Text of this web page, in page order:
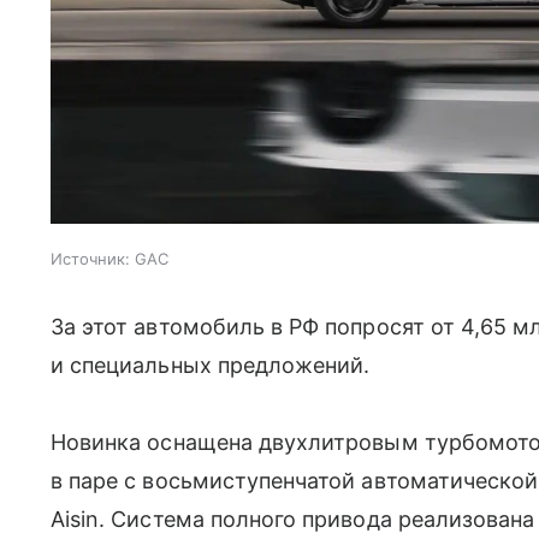
Источник: GAC
За этот автомобиль в РФ попросят от 4,65
и специальных предложений.
Новинка оснащена двухлитровым
в паре с восьмиступенчатой
Aisin. Система полного привода